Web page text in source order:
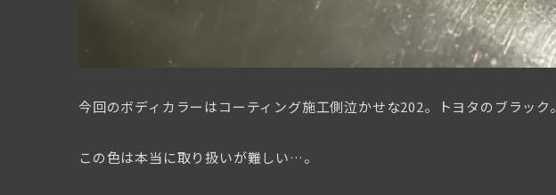
今回のボディカラーはコーティング施工側泣かせな202。トヨタのブラック。
この色は本当に取り扱いが難しい…。